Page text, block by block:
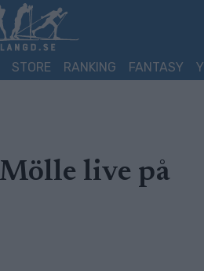
STORE RANKING FANTASY
live på